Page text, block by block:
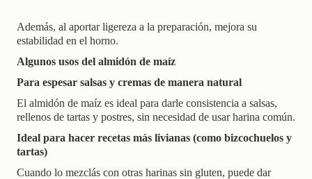
Además, al aportar ligereza a la preparación, mejora su
estabilidad en el horno.
Algunos usos del almidón de maíz
Para espesar salsas y cremas de manera natural
El almidón de maíz es ideal para darle consistencia a salsas,
rellenos de tartas y postres, sin necesidad de usar harina común.
Ideal para hacer recetas más livianas (como bizcochuelos y
tartas)
Cuando lo mezclás con otras harinas sin gluten, puede dar